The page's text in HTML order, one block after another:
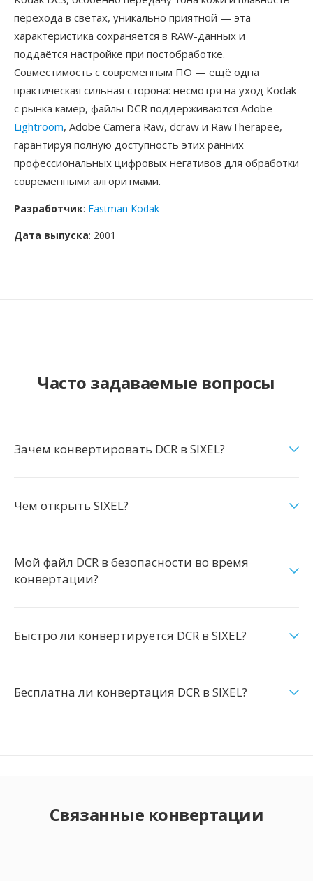
перехода в светах, уникально приятной — эта
характеристика сохраняется в RAW-данных и
поддаётся настройке при постобработке.
Совместимость с современным ПО — ещё одна
практическая сильная сторона: несмотря на уход Kodak
с рынка камер, файлы DCR поддерживаются Adobe
Lightroom, Adobe Camera Raw, dcraw и RawTherapee,
гарантируя полную доступность этих ранних
профессиональных цифровых негативов для обработки
современными алгоритмами.
Разработчик: Eastman Kodak
Дата выпуска: 2001
Часто задаваемые вопросы
Зачем конвертировать DCR в SIXEL?
Чем открыть SIXEL?
Мой файл DCR в безопасности во время
конвертации?
Быстро ли конвертируется DCR в SIXEL?
Бесплатна ли конвертация DCR в SIXEL?
Связанные конвертации